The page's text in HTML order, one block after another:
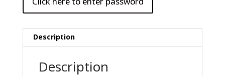
Description
Description